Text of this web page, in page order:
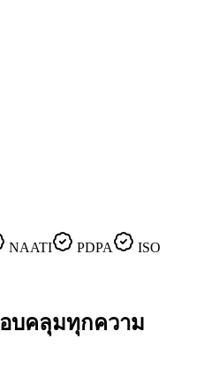
NAATI PDPA
ISO
บคลุมทุกความ